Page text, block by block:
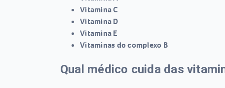
Vitamina C
Vitamina D
Vitamina E
Vitaminas do complexo B
Qual médico cuida das